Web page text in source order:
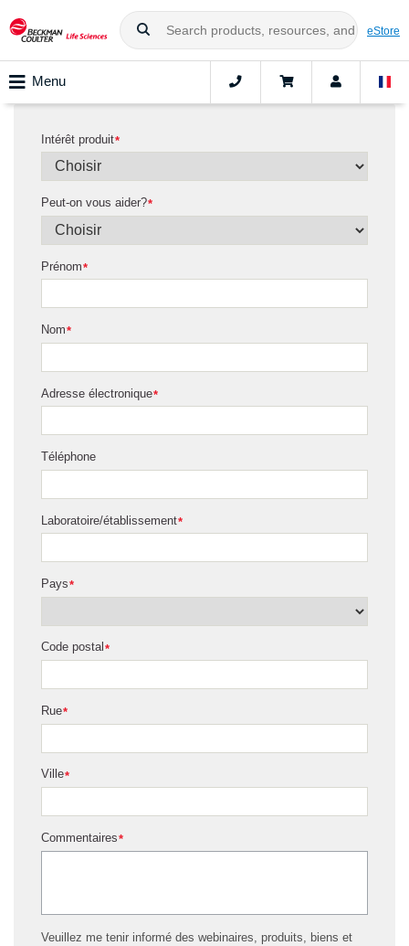
eStore
Menu
*
Intérêt produit
*
Peut-on vous aider?
*
Prénom
*
Nom
*
Adresse électronique
Téléphone
*
Laboratoire/établissement
*
Pays
*
Code postal
*
Rue
*
Ville
*
Commentaires
Veuillez me tenir informé des webinaires, produits, biens et